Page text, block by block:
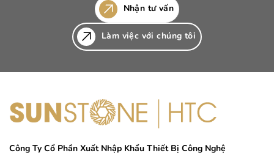
Nhận tư vấn
Làm việc với chúng tôi
Công Ty Cổ Phần Xuất Nhập Khẩu Thiết Bị Công Nghệ